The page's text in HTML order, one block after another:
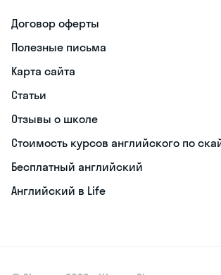
Договор оферты
Полезные письма
Карта сайта
Статьи
Отзывы о школе
Стоимость курсов английского по
Бесплатный английский
Английский в Life